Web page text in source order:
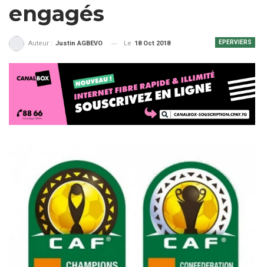
engagés
EPERVIERS
Auteur : Justin AGBEVO Le 18 Oct 2018